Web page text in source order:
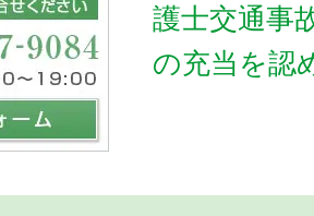
護士交通事
の充当を認